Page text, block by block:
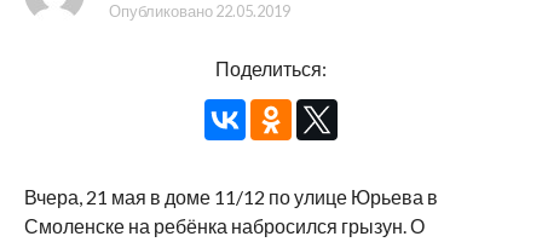
Опубликовано 22.05.2019
Поделиться:
Вчера, 21 мая в доме 11/12 по улице Юрьева в
Смоленске на ребёнка набросился грызун. О